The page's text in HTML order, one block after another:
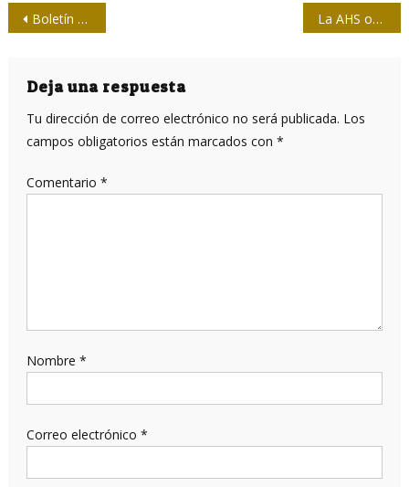
Navegación
entradas
Boletín Especial №1 Atentados contra periodistas en México La AHS otorga premio “Maestro de Juventudes”
Deja una respuesta
Tu dirección de correo electrónico no será publicada. Los
campos obligatorios están marcados con *
Comentario *
Nombre *
Correo electrónico *